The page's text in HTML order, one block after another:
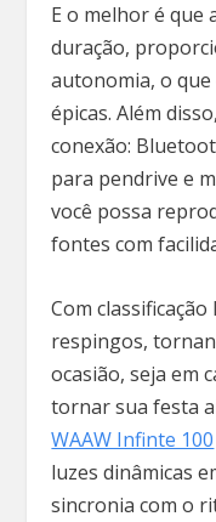
E o melhor é que
duração,
autonomia, o
épicas. Além
conexão:
para pendrive e
você possa
fontes com
Com
respingos,
ocasião, seja em
tornar sua festa
WAAW Infinte 100
luzes dinâmicas
sincronia com o